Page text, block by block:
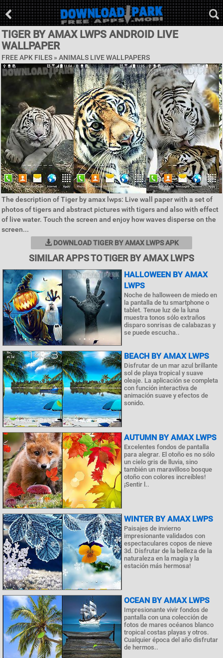
TIGER BY AMAX LWPS ANDROID LIVE
WALLPAPER
FREE APK FILES » ANIMALS LIVE WALLPAPERS
The description of Tiger by amax lwps: Live wall paper with a set of
photos of tigers and abstract pictures with tigers and also with effect
of live water. Touch the screen and enjoy how waves disperse on the
screen...
DOWNLOAD TIGER BY AMAX LWPS APK
SIMILAR APPS TO TIGER BY AMAX LWPS
HALLOWEEN BY AMAX
LWPS
Noche de halloween de miedo en
la pantalla de tu smartphone o
tablet. Tenue luz de la luna
muestra tonos sólo extraños
disparo sonrisas de calabazas y
se puede escucha..
BEACH BY AMAX LWPS
Disfrutar de un mar azul brillante
sol de playa tropical y suave
oleaje. La aplicación se completa
con función interactiva de
animación suave y efectos de
sonido.
AUTUMN BY AMAX LWPS
Excelentes fondos de pantalla
para alegrar. El otoño es no sólo
un cielo gris de lluvia, sino
también un maravilloso bosque
otoño con colores increíbles!
¡Sentir l..
WINTER BY AMAX LWPS
Paisajes de invierno
impresionante validados con
espectaculares copos de nieve
3d. Disfrutar de la belleza de la
naturaleza en la magia y la
estación más hermosa!
OCEAN BY AMAX LWPS
Impresionante vivir fondos de
pantalla con una colección de
fotos de mares océanos blanco
tropical costas playas y otros.
Cualquier época del año disfrutar
de hermos..